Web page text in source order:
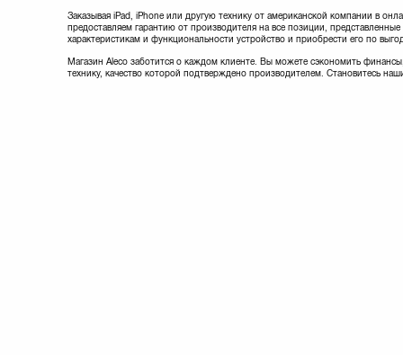
Заказывая iPad, iPhone или другую технику от американской компании в
предоставляем гарантию от производителя на все позиции,
характеристикам и функциональности устройство и приобрести его по
Магазин Aleco заботится о каждом клиенте. Вы можете сэкономить
технику, качество которой подтверждено производителем. Становитесь